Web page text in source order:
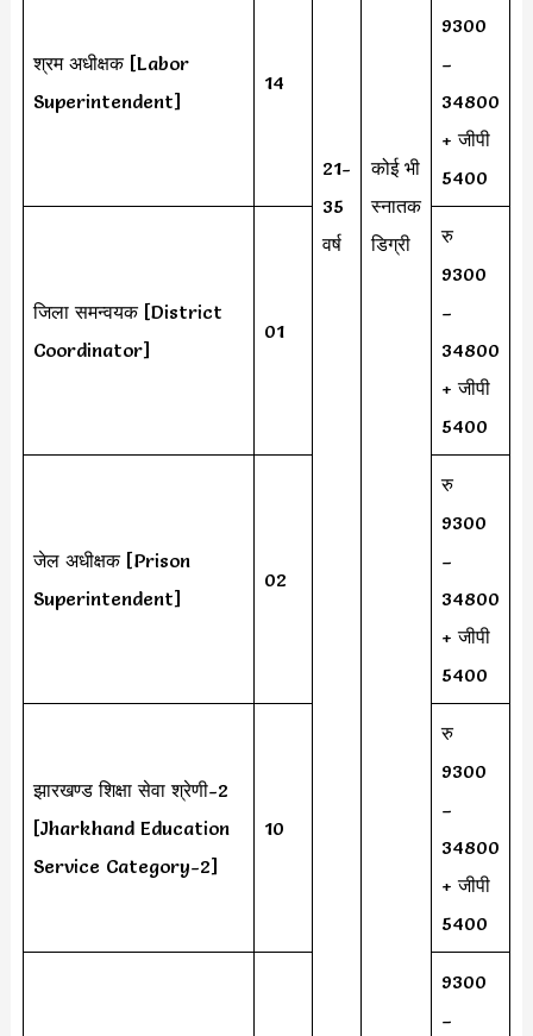
21-
35
वर्ष
कोई भी
स्नातक
डिग्री
श्रम अधीक्षक [Labor
Superintendent]
14
9300
–
34800
+ जीपी
5400
जिला समन्वयक [District
Coordinator]
01
रु
9300
–
34800
+ जीपी
5400
जेल अधीक्षक [Prison
Superintendent]
02
रु
9300
–
34800
+ जीपी
5400
झारखण्ड शिक्षा सेवा श्रेणी-2
[Jharkhand Education
Service Category-2]
10
रु
9300
–
34800
+ जीपी
5400
9300
–